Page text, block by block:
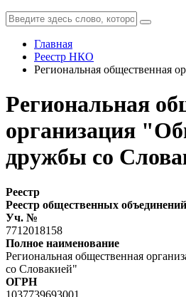
Главная
Реестр НКО
Региональная общественная
Региональная
организация
дружбы со
Реестр
Реестр общественных объединений
Уч. №
7712018158
Полное наименование
Региональная общественная
со Словакией"
ОГРН
1037739693001